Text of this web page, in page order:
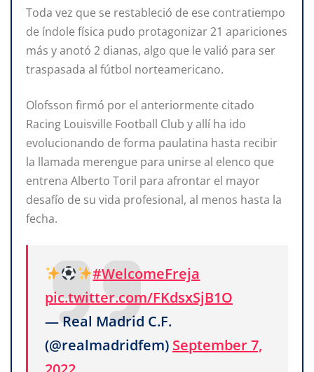
Toda vez que se restableció de ese contratiempo
de índole física pudo protagonizar 21 apariciones
más y anotó 2 dianas, algo que le valió para ser
traspasada al fútbol norteamericano.
Olofsson firmó por el anteriormente citado
Racing Louisville Football Club y allí ha ido
evolucionando de forma paulatina hasta recibir
la llamada merengue para unirse al elenco que
entrena Alberto Toril para afrontar el mayor
desafío de su vida profesional, al menos hasta la
fecha.
#WelcomeFreja
pic.twitter.com/FKdsxSjB1O
— Real Madrid C.F.
(@realmadridfem) September 7,